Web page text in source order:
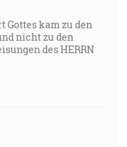
Gottes kam zu den
nicht zu den
des HERRN